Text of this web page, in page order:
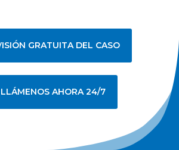
GRATUITA DEL CASO
LLÁMENOS AHORA 24/7